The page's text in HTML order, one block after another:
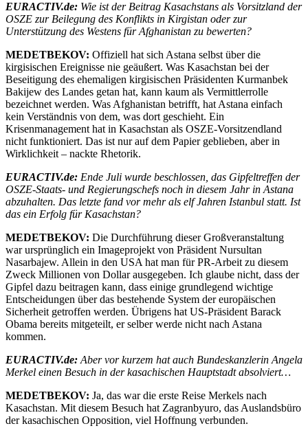
EURACTIV.de: Wie ist der Beitrag Kasachstans als Vorsitzland der
OSZE zur Beilegung des Konflikts in Kirgistan oder zur
Unterstützung des Westens für Afghanistan zu bewerten?
MEDETBEKOV: Offiziell hat sich Astana selbst über die
kirgisischen Ereignisse nie geäußert. Was Kasachstan bei der
Beseitigung des ehemaligen kirgisischen Präsidenten Kurmanbek
Bakijew des Landes getan hat, kann kaum als Vermittlerrolle
bezeichnet werden. Was Afghanistan betrifft, hat Astana einfach
kein Verständnis von dem, was dort geschieht. Ein
Krisenmanagement hat in Kasachstan als OSZE-Vorsitzendland
nicht funktioniert. Das ist nur auf dem Papier geblieben, aber in
Wirklichkeit – nackte Rhetorik.
EURACTIV.de: Ende Juli wurde beschlossen, das Gipfeltreffen der
OSZE-Staats- und Regierungschefs noch in diesem Jahr in Astana
abzuhalten. Das letzte fand vor mehr als elf Jahren Istanbul statt. Ist
das ein Erfolg für Kasachstan?
MEDETBEKOV: Die Durchführung dieser Großveranstaltung
war ursprünglich ein Imageprojekt von Präsident Nursultan
Nasarbajew. Allein in den USA hat man für PR-Arbeit zu diesem
Zweck Millionen von Dollar ausgegeben. Ich glaube nicht, dass der
Gipfel dazu beitragen kann, dass einige grundlegend wichtige
Entscheidungen über das bestehende System der europäischen
Sicherheit getroffen werden. Übrigens hat US-Präsident Barack
Obama bereits mitgeteilt, er selber werde nicht nach Astana
kommen.
EURACTIV.de: Aber vor kurzem hat auch Bundeskanzlerin Angela
Merkel einen Besuch in der kasachischen Hauptstadt absolviert…
MEDETBEKOV: Ja, das war die erste Reise Merkels nach
Kasachstan. Mit diesem Besuch hat Zagranbyuro, das Auslandsbüro
der kasachischen Opposition, viel Hoffnung verbunden.